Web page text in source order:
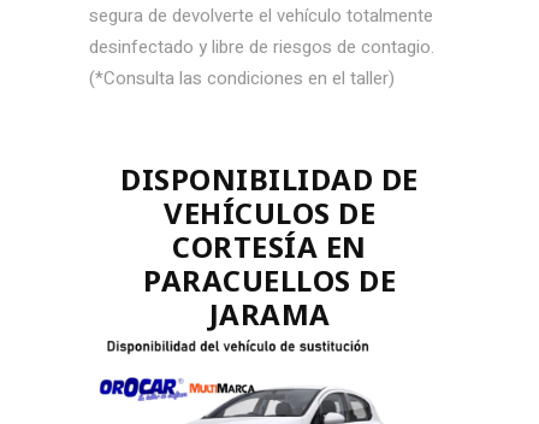
segura de devolverte el vehículo totalmente
desinfectado y libre de riesgos de contagio.
(*Consulta las condiciones en el taller)
DISPONIBILIDAD DE
VEHÍCULOS DE
CORTESÍA EN
PARACUELLOS DE
JARAMA